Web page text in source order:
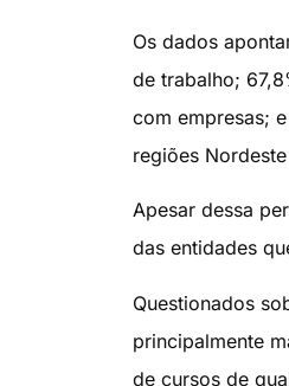
Os dados
de trabalho;
com empresas;
regiões
Apesar dessa
das entidades
Questionados
principalmente
de cursos de